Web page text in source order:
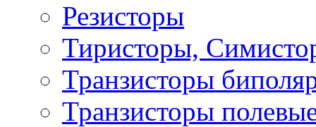
Резисторы
Тиристоры,
Транзисторы
Транзисторы